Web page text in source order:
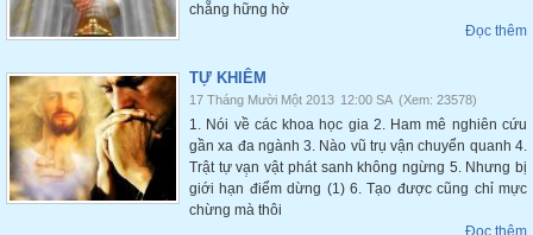
chẵng hững hờ
Đọc thêm
TỰ KHIÊM
17 Tháng Mười Một 2013 12:00 SA (Xem: 23578)
1. Nói về các khoa học gia 2. Ham mê nghiên cứu
gần xa đa ngành 3. Nào vũ trụ vận chuyển quanh 4.
Trật tự vạ̣n vật phát sanh không ngừng 5. Nhưng bị
giới hạn điểm dừng (1) 6. Tạo được cũng chỉ mực
chừng mà thôi
Đọc thêm